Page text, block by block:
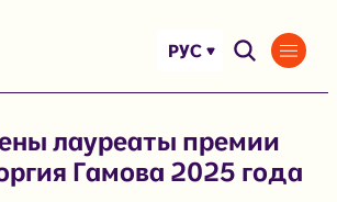
РУС
лауреаты премии
Гамова 2025 года